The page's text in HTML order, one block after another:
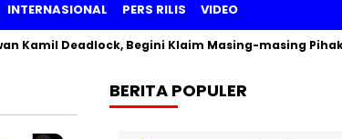
INTERNASIONAL PERS RILIS VIDEO
Deadlock, Begini Klaim Masing-masing Pihak
BERITA POPULER